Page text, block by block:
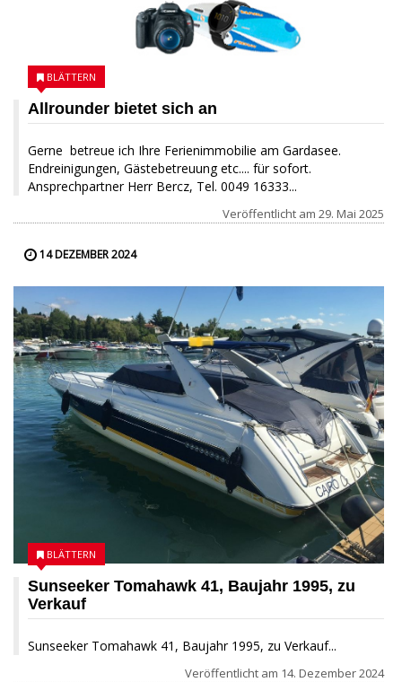
Allrounder bietet sich an
Gerne betreue ich Ihre Ferienimmobilie am Gardasee.
Endreinigungen, Gästebetreuung etc.... für sofort.
Ansprechpartner Herr Bercz, Tel. 0049 16333...
BLÄTTERN
Veröffentlicht am 29. Mai 2025
14 DEZEMBER 2024
Sunseeker Tomahawk 41, Baujahr 1995, zu
Verkauf
Sunseeker Tomahawk 41, Baujahr 1995, zu Verkauf...
BLÄTTERN
Veröffentlicht am 14. Dezember 2024